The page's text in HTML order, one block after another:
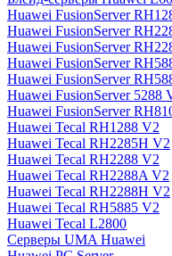
Huawei FusionServer
Huawei FusionServer
Huawei FusionServer
Huawei FusionServer
Huawei FusionServer
Huawei FusionServer 5288
Huawei FusionServer
Huawei Tecal RH1288 V2
Huawei Tecal RH2285H V2
Huawei Tecal RH2288 V2
Huawei Tecal RH2288A V2
Huawei Tecal RH2288H V2
Huawei Tecal RH5885 V2
Huawei Tecal L2800
Серверы UMA Huawei